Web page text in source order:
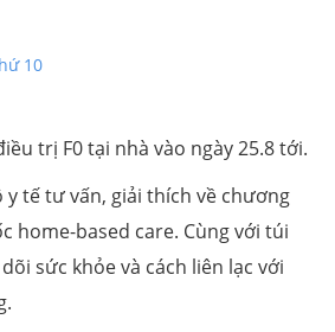
10
trị F0 tại nhà vào ngày 25.8 tới.
tế tư vấn, giải thích về chương
home-based care. Cùng với túi
sức khỏe và cách liên lạc với